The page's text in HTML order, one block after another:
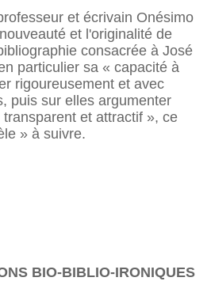
et écrivain Onésimo
et l'originalité de
consacrée à José
particulier sa « capacité à
rigoureusement et avec
puis sur elles argumenter
et attractif », ce
» à suivre.
BIO-BIBLIO-IRONIQUES